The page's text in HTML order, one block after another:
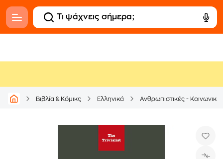
Βιβλία & Κόμικς Ελληνικά Ανθρωπιστικές -